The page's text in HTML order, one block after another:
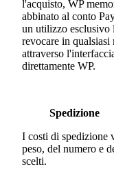
l'acquisto, WP
abbinato al conto
un utilizzo esclusivo
revocare in qualsiasi
attraverso
direttamente WP.
Spedizione
I costi di spedizione
peso, del numero e
scelti.